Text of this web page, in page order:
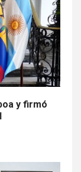
y firmó